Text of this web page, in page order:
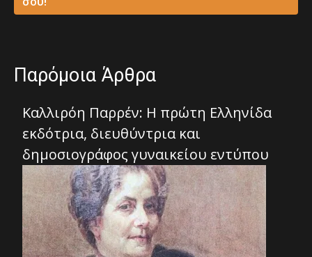
Παρόμοια Άρθρα
Καλλιρόη Παρρέν: Η πρώτη Ελληνίδα
εκδότρια, διευθύντρια και
δημοσιογράφος γυναικείου εντύπου